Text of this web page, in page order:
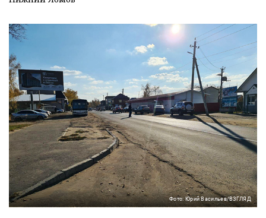
Фото: Юрий Васильев/ВЗГЛЯД